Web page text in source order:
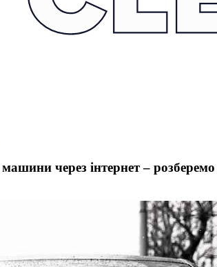
через інтернет – розберемо